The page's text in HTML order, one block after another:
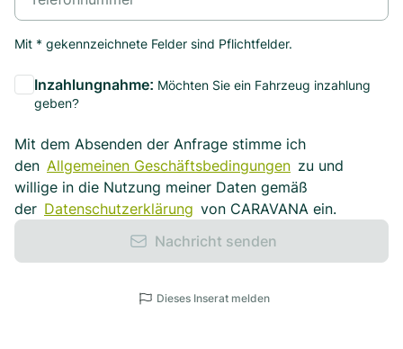
Mit * gekennzeichnete Felder sind Pflichtfelder.
Inzahlungnahme: Möchten Sie ein Fahrzeug inzahlung
geben?
Mit dem Absenden der Anfrage stimme ich
den Allgemeinen Geschäftsbedingungen zu und
willige in die Nutzung meiner Daten gemäß
der Datenschutzerklärung von CARAVANA ein.
Nachricht senden
Dieses Inserat melden